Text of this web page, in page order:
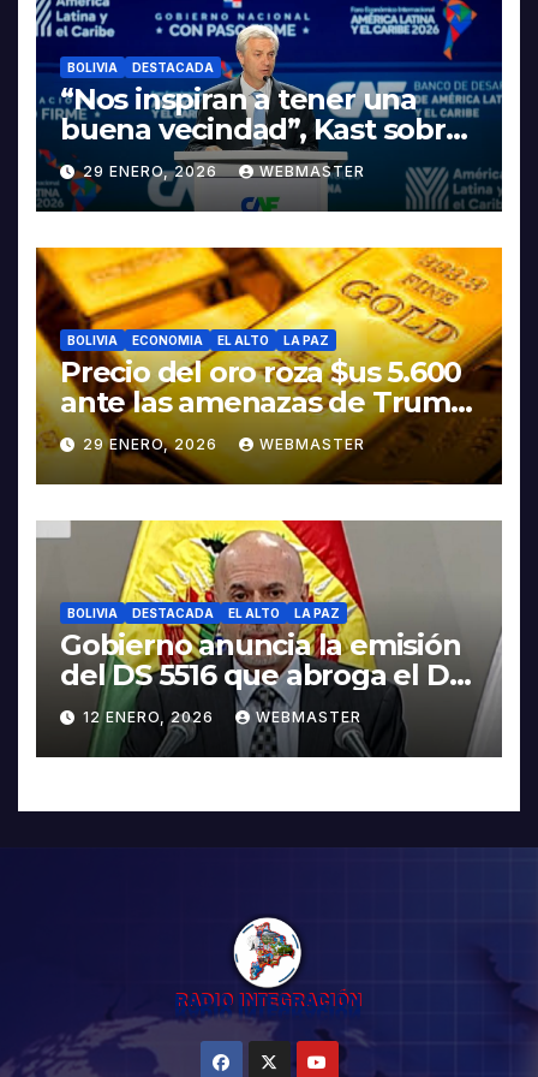
BOLIVIA DESTACADA
“Nos inspiran a tener una
buena vecindad”, Kast sobre
discurso del presidente
Rodrigo Paz
29 ENERO, 2026 WEBMASTER
BOLIVIA ECONOMIA EL ALTO LA PAZ
Precio del oro roza $us 5.600
ante las amenazas de Trump
contra Irán
29 ENERO, 2026 WEBMASTER
BOLIVIA DESTACADA EL ALTO LA PAZ
Gobierno anuncia la emisión
del DS 5516 que abroga el DS
5503
12 ENERO, 2026 WEBMASTER